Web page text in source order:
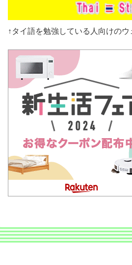
↑タイ語を勉強している人向けのウ